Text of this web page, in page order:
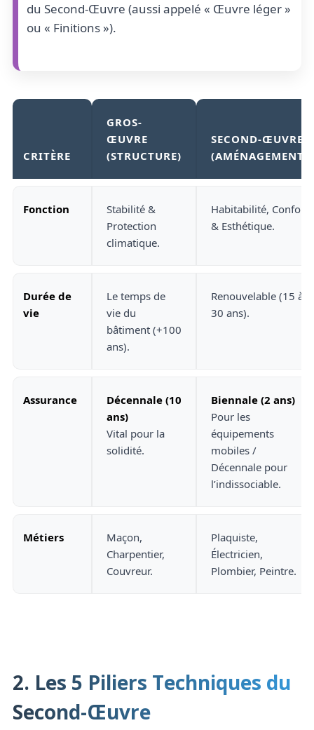
du Second-Œuvre (aussi appelé « Œuvre léger »
ou « Finitions »).
CRITÈRE
GROS-
ŒUVRE
(STRUCTURE)
SECOND-ŒUVRE
(AMÉNAGEMENT)
Fonction
Stabilité &
Protection
climatique.
Habitabilité, Confort
& Esthétique.
Durée de
vie
Le temps de
vie du
bâtiment (+100
ans).
Renouvelable (15 à
30 ans).
Assurance
Décennale (10
ans)
Vital pour la
solidité.
Biennale (2 ans)
Pour les
équipements
mobiles /
Décennale pour
l’indissociable.
Métiers
Maçon,
Charpentier,
Couvreur.
Plaquiste,
Électricien,
Plombier, Peintre.
2. Les 5 Piliers Techniques du
Second-Œuvre